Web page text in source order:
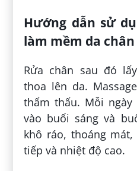
Hướng dẫn sử
làm mềm da chân
Rửa chân sau đó
thoa lên da.
thẩm thấu. Mỗi
vào buổi sáng và
khô ráo, thoáng
tiếp và nhiệt độ cao.